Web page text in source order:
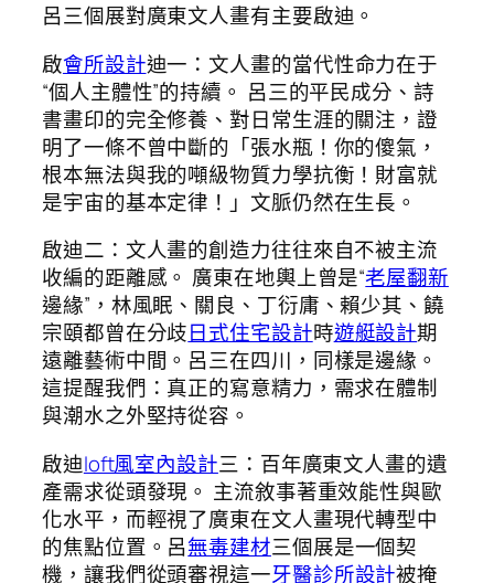
呂三個展對廣東文人畫有主要啟迪。
啟會所設計迪一：文人畫的當代性命力在于
“個人主體性”的持續。 呂三的平民成分、詩
書畫印的完全修養、對日常生涯的關注，證
明了一條不曾中斷的「張水瓶！你的傻氣，
根本無法與我的噸級物質力學抗衡！財富就
是宇宙的基本定律！」文脈仍然在生長。
啟迪二：文人畫的創造力往往來自不被主流
收編的距離感。 廣東在地輿上曾是“老屋翻新
邊緣”，林風眠、關良、丁衍庸、賴少其、饒
宗頤都曾在分歧日式住宅設計時遊艇設計期
遠離藝術中間。呂三在四川，同樣是邊緣。
這提醒我們：真正的寫意精力，需求在體制
與潮水之外堅持從容。
啟迪loft風室內設計三：百年廣東文人畫的遺
產需求從頭發現。 主流敘事著重效能性與歐
化水平，而輕視了廣東在文人畫現代轉型中
的焦點位置。呂無毒建材三個展是一個契
機，讓我們從頭審視這一牙醫診所設計被掩